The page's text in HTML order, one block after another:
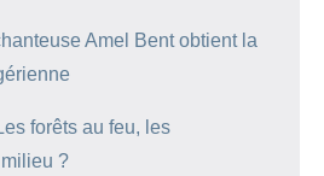
Amel Bent obtient la
forêts au feu, les
?